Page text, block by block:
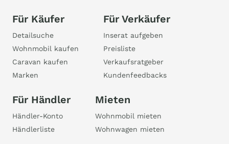
Für Käufer
Detailsuche
Wohnmobil kaufen
Caravan kaufen
Marken
Für Verkäufer
Inserat aufgeben
Preisliste
Verkaufsratgeber
Kundenfeedbacks
Für Händler
Händler-Konto
Händlerliste
Mieten
Wohnmobil mieten
Wohnwagen mieten